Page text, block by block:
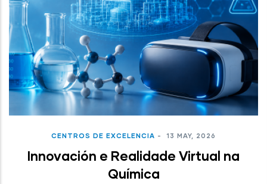
CENTROS DE EXCELENCIA - 13 MAY, 2026
Innovación e Realidade Virtual na
Química